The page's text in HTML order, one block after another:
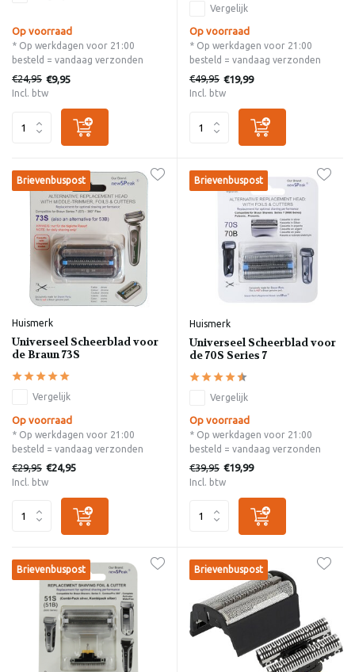
Op voorraad
* Op werkdagen voor 21:00
besteld = vandaag verzonden
€24,95 €9,95
Incl. btw
Vergelijk
Op voorraad
* Op werkdagen voor 21:00
besteld = vandaag verzonden
€49,95 €19,99
Incl. btw
Brievenbuspost
Huismerk
Universeel Scheerblad voor
de Braun 73S
Vergelijk
Op voorraad
* Op werkdagen voor 21:00
besteld = vandaag verzonden
€29,95 €24,95
Incl. btw
Brievenbuspost
Huismerk
Universeel Scheerblad voor
de 70S Series 7
Vergelijk
Op voorraad
* Op werkdagen voor 21:00
besteld = vandaag verzonden
€39,95 €19,99
Incl. btw
Brievenbuspost Brievenbuspost